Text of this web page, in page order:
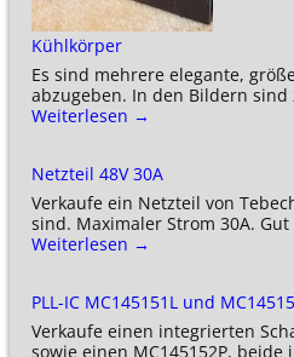
Kühlkörper
Es sind mehrere elegante,
abzugeben. In den Bildern sind
Weiterlesen →
Netzteil 48V 30A
Verkaufe ein Netzteil von
sind. Maximaler Strom 30A.
Weiterlesen →
PLL-IC MC145151L und
Verkaufe einen integrierten
sowie einen MC145152P, beide